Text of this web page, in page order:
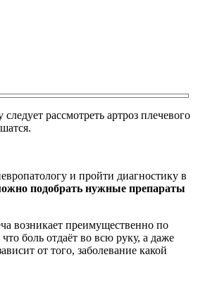
рассмотреть артроз плечевого
и пройти диагностику в
подобрать нужные препараты
возникает преимущественно по
боль отдаёт во всю руку, а даже
от того, заболевание какой